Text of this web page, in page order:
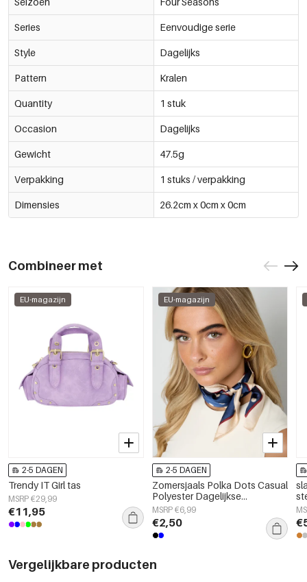
Series Eenvoudige serie
Style Dagelijks
Pattern Kralen
Quantity 1 stuk
Occasion Dagelijks
Gewicht 47.5g
Verpakking 1 stuks / verpakking
Dimensies 26.2cm x 0cm x 0cm
Combineer met
EU-magazijn
2-5 DAGEN
Trendy IT Girl tas
MSRP €29,99
€11,95
EU-magazijn
2-5 DAGEN
Zomersjaals Polka Dots Casual
Polyester Dagelijkse
Accessoires
MSRP €6,99
€2,50
Vergelijkbare producten